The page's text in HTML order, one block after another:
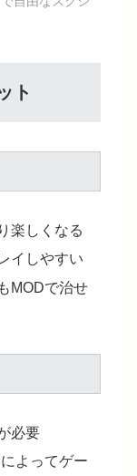
ト
楽しくなる
イしやすい
MODで治せ
必要
よってゲー